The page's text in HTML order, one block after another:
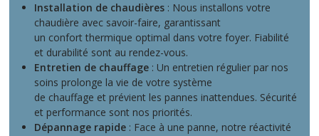
Installation de chaudières : Nous installons votre
chaudière avec savoir-faire, garantissant
un confort thermique optimal dans votre foyer. Fiabilité
et durabilité sont au rendez-vous.
Entretien de chauffage : Un entretien régulier par nos
soins prolonge la vie de votre système
de chauffage et prévient les pannes inattendues. Sécurité
et performance sont nos priorités.
Dépannage rapide : Face à une panne, notre réactivité